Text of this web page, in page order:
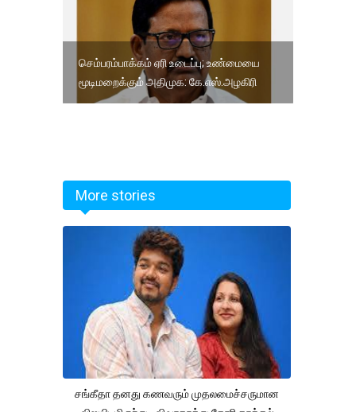
செம்பரம்பாக்கம் ஏரி உடைப்பு; உண்மையை
மூடிமறைக்கும் அதிமுக: கே.எஸ்.அழகிரி
More stories
சங்கீதா தனது கணவரும் முதலமைச்சருமான